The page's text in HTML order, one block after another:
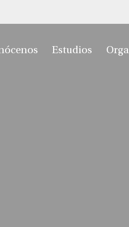
Estudios